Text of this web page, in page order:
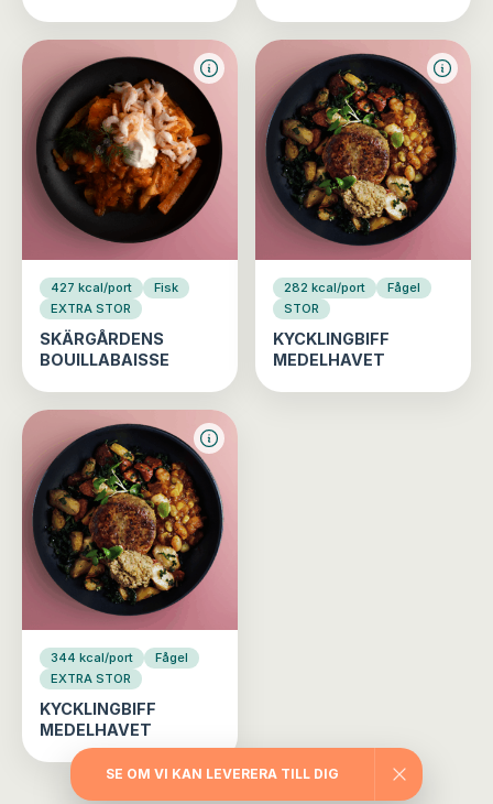
427 kcal/port
Fisk
EXTRA STOR
SKÄRGÅRDENS
BOUILLABAISSE
282 kcal/port
Fågel
STOR
KYCKLINGBIFF
MEDELHAVET
344 kcal/port
Fågel
EXTRA STOR
KYCKLINGBIFF
MEDELHAVET
SE OM VI KAN LEVERERA TILL DIG